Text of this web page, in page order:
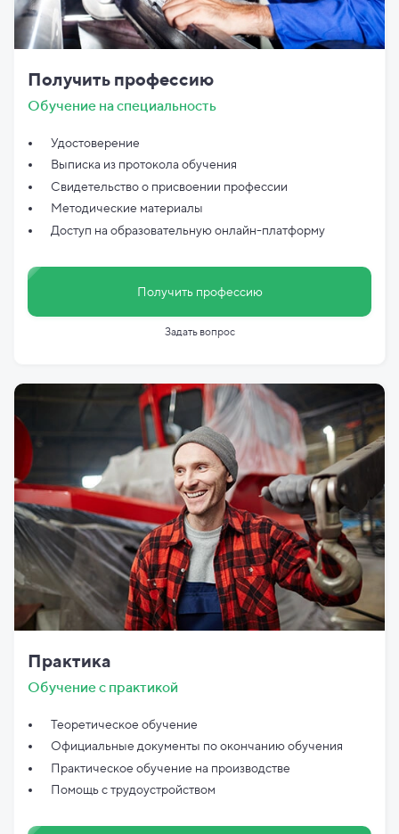
Получить профессию
Обучение на специальность
Удостоверение
Выписка из протокола обучения
Свидетельство о присвоении профессии
Методические материалы
Доступ на образовательную онлайн-платформу
Получить профессию
Задать вопрос
Практика
Обучение с практикой
Теоретическое обучение
Официальные документы поокончанию обучения
Практическое обучение на производстве
Помощь с трудоустройством